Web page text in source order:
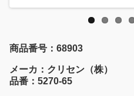
商品番号：68903
メーカ：クリセン（株）
品番：5270-65